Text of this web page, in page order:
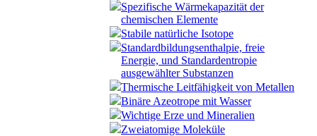
Spezifische Wärmekapazität der
chemischen Elemente
Stabile natürliche Isotope
Standardbildungsenthalpie, freie
Energie, und Standardentropie
ausgewählter Substanzen
Thermische Leitfähigkeit von Metallen
Binäre Azeotrope mit Wasser
Wichtige Erze und Mineralien
Zweiatomige Moleküle